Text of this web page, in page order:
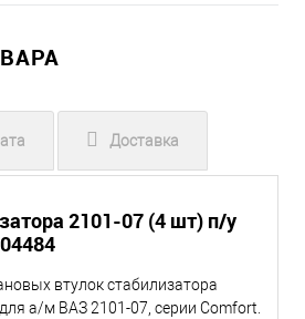
Доставка
2101-07 (4 шт) п/у
втулок стабилизатора
а/м ВАЗ 2101-07, серии Comfort.